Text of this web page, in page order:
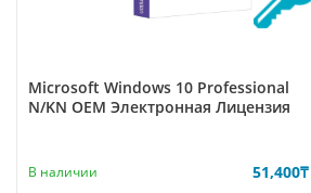
Microsoft Windows 10 Professional
N/KN ОЕМ Электронная Лицензия
В наличии 51,400₸